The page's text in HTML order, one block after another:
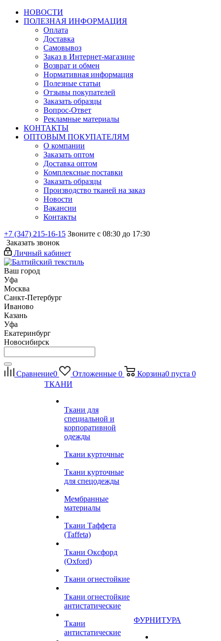
НОВОСТИ
ПОЛЕЗНАЯ ИНФОРМАЦИЯ
Оплата
Доставка
Самовывоз
Заказ в Интернет-магазине
Возврат и обмен
Нормативная информация
Полезные статьи
Отзывы покупателей
Заказать образцы
Вопрос-Ответ
Рекламные материалы
КОНТАКТЫ
ОПТОВЫМ ПОКУПАТЕЛЯМ
О компании
Заказать оптом
Доставка оптом
Комплексные поставки
Заказать образцы
Производство тканей на заказ
Новости
Вакансии
Контакты
+7 (347) 215-16-15 Звоните с 08:30 до 17:30
Заказать звонок
Личный кабинет
Ваш город
Уфа
Москва
Санкт-Петербург
Иваново
Казань
Уфа
Екатеринбург
Новосибирск
Сравнение0 Отложенные 0 Корзина0 пуста 0
ТКАНИ
Ткани для
специальной и
корпоративной
одежды
Ткани курточные
Ткани курточные
для спецодежды
Мембранные
материалы
Ткани Таффета
(Taffeta)
Ткани Оксфорд
(Oxford)
Ткани огнестойкие
Ткани огнестойкие
антистатические
Ткани
антистатические
ФУРНИТУРА